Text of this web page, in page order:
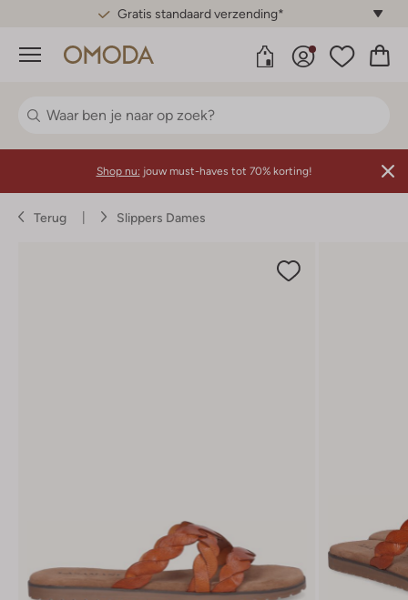
Gratis standaard verzending*
Menu
Shop nu: jouw must-haves tot 70% korting!
Terug Slippers Dames